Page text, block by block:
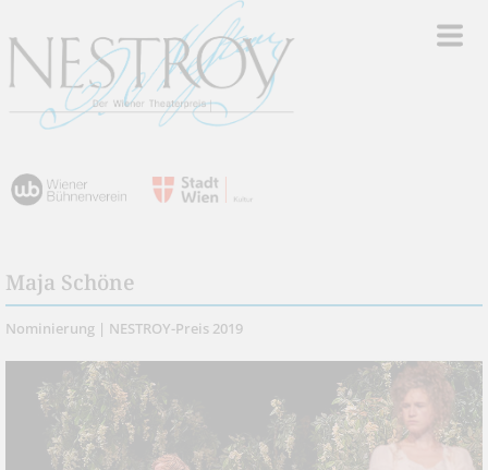
Maja Schöne
Nominierung | NESTROY-Preis 2019